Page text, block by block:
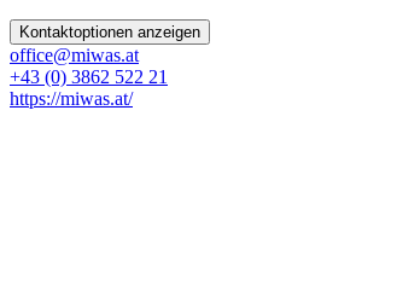
Kontaktoptionen anzeigen
office@miwas.at
+43 (0) 3862 522 21
https://miwas.at/